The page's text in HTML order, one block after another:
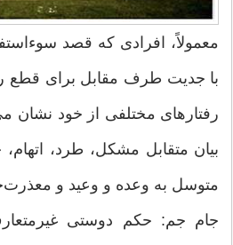
معمولاً، افرادی که قصد
با جدیت طرف مقابل برای قطع‌
رفتارهای مختلفی از خود نشان
بیان متقابل مشکل، طرد،
متوسل به وعده‌ و وعید و
جام جم: حکم دوستی